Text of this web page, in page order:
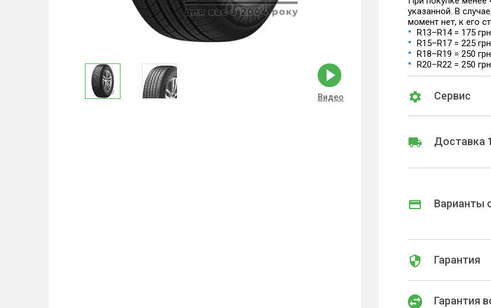
Видео
указанной. В
момент нет, к его
R13–R14 = 175
R15–R17 = 225
R18–R19 = 250
R20–R22 = 250
Сервис
Доставка
Варианты
Гарантия
Гарантия